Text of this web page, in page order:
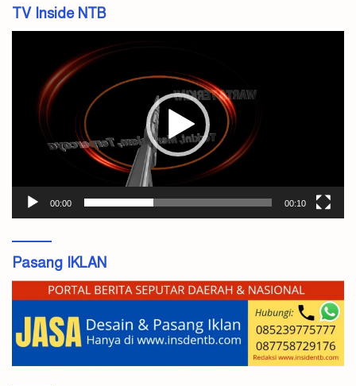
TV Inside NTB
00:00 00:10
Pasang IKLAN